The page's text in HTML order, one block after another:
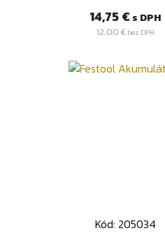
Cena
14,75 € s DPH
12,00 €bez DPH
Kód: 205034